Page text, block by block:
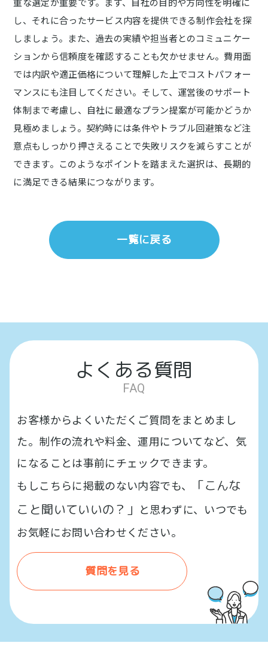
し、それに合ったサービス内容を提供できる制作会社を探
しましょう。また、過去の実績や担当者とのコミュニケー
ションから信頼度を確認することも欠かせません。費用面
では内訳や適正価格について理解した上でコストパフォー
マンスにも注目してください。そして、運営後のサポート
体制まで考慮し、自社に最適なプラン提案が可能かどうか
見極めましょう。契約時には条件やトラブル回避策など注
意点もしっかり押さえることで失敗リスクを減らすことが
できます。このようなポイントを踏まえた選択は、長期的
に満足できる結果につながります。
一覧に戻る
よくある質問
FAQ
お客様からよくいただくご質問をまとめまし
た。制作の流れや料金、運用についてなど、気
になることは事前にチェックできます。
もしこちらに掲載のない内容でも、
「こんな
こと聞いていいの？」 と思わずに、いつでも
お気軽にお問い合わせください。
質問を見る